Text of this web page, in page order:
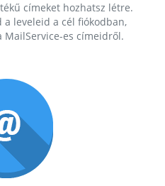
címeket hozhatsz létre.
leveleid a cél fiókodban,
es címeidről.